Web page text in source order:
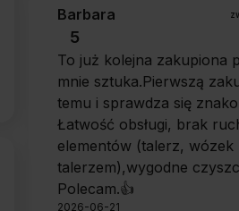
zakup spełniły Pana
Dziękujemy za zaufanie.
Barbara
5
To już kolejna zakupiona
mnie sztuka.Pierwszą
temu i sprawdza się
Łatwość obsługi, brak
elementów (talerz, wózek
talerzem),wygodne
Polecam.👍️
2026-06-21